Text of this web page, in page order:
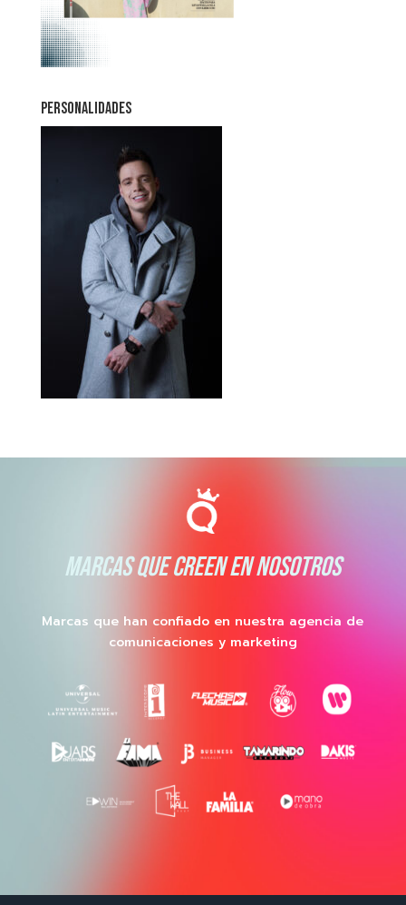
PERSONALIDADES
MARCAS QUE CREEN EN NOSOTROS
Marcas que han confiado en nuestra agencia de
comunicaciones y marketing